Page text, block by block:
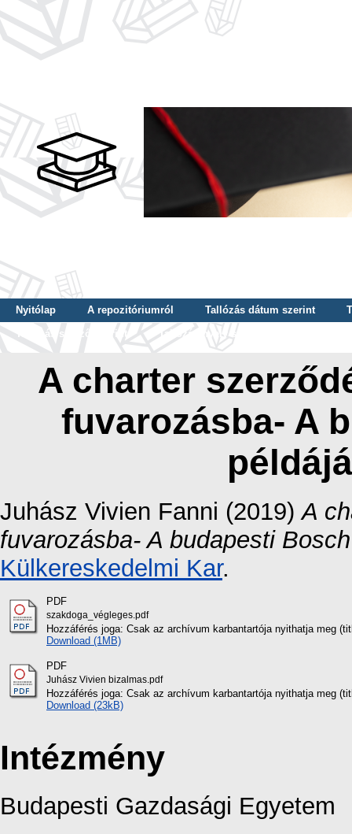
Nyitólap A repozitóriumról Tallózás dátum szerint
Tallózás szerző szerint
Tallózás nyelv szerint
A charter
fuvarozásba- A
Juhász Vivien Fanni (2019)A
fuvarozásba- A budapesti
Külkereskedelmi Kar.
PDF
szakdoga_végleges.pdf
Hozzáférés joga: Csak az archívum karbantartója nyithatja meg
Download (1MB)
PDF
Juhász Vivien bizalmas.pdf
Hozzáférés joga: Csak az archívum karbantartója nyithatja meg
Download (23kB)
Intézmény
Budapesti Gazdasági Egyetem